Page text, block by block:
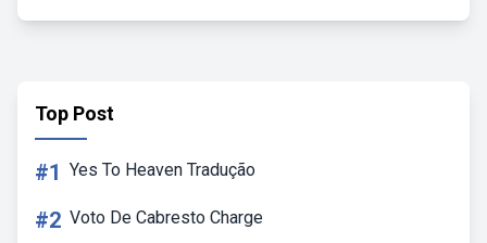
Top Post
#1 Yes To Heaven Tradução
#2 Voto De Cabresto Charge